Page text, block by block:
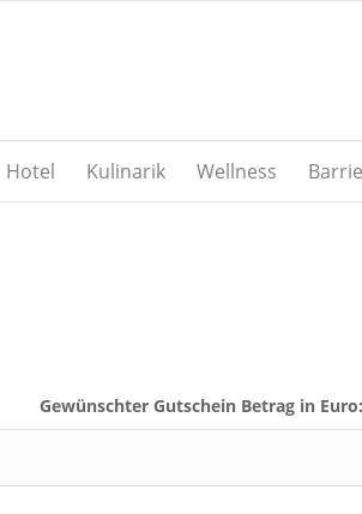
Hotel Kulinarik Wellness
Gewünschter Gutschein Betrag in